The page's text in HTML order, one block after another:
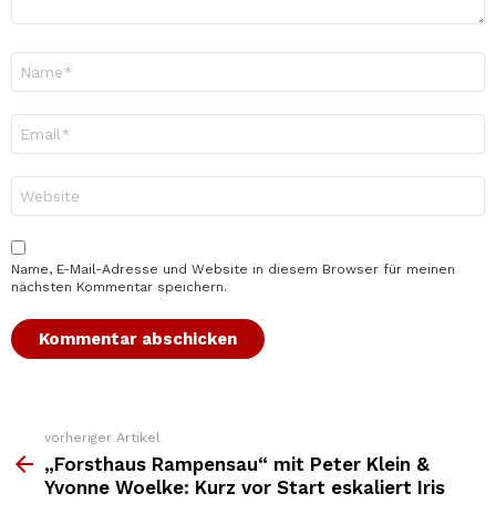
Mail-
Adresse
*
Name, E-Mail-Adresse und Website in diesem Browser für meinen
nächsten Kommentar speichern.
Weitere
Top
News
vorheriger Artikel
„Forsthaus Rampensau“ mit Peter Klein &
Yvonne Woelke: Kurz vor Start eskaliert Iris